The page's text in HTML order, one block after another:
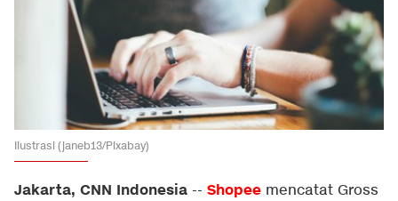
Ilustrasi (janeb13/Pixabay)
Jakarta, CNN Indonesia -- Shopee mencatat Gross